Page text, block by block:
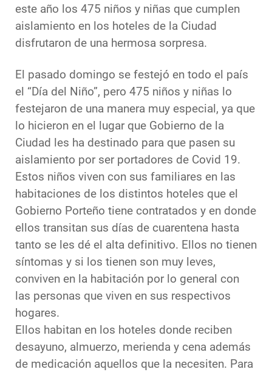
este año los 475 niños y niñas que cumplen
aislamiento en los hoteles de la Ciudad
disfrutaron de una hermosa sorpresa.
El pasado domingo se festejó en todo el país
el “Día del Niño”, pero 475 niños y niñas lo
festejaron de una manera muy especial, ya que
lo hicieron en el lugar que Gobierno de la
Ciudad les ha destinado para que pasen su
aislamiento por ser portadores de Covid 19.
Estos niños viven con sus familiares en las
habitaciones de los distintos hoteles que el
Gobierno Porteño tiene contratados y en donde
ellos transitan sus días de cuarentena hasta
tanto se les dé el alta definitivo. Ellos no tienen
síntomas y si los tienen son muy leves,
conviven en la habitación por lo general con
las personas que viven en sus respectivos
hogares.
Ellos habitan en los hoteles donde reciben
desayuno, almuerzo, merienda y cena además
de medicación aquellos que la necesiten. Para